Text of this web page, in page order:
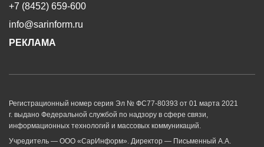
+7 (8452) 659-600
info@sarinform.ru
РЕКЛАМА
Регистрационный номер серия Эл № ФС77-80393 от 01 марта 2021
г. выдано Федеральной службой по надзору в сфере связи,
информационных технологий и массовых коммуникаций.
Учредитель — ООО «СарИнформ». Директор — Письменный А.А.